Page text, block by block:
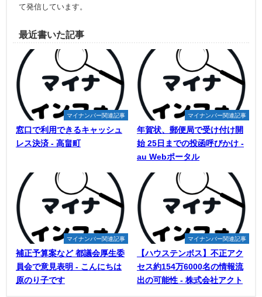
て発信しています。
最近書いた記事
マイナンバー関連記事
窓口で利用できるキャッシュ
レス決済 - 高畠町
マイナンバー関連記事
年賀状、郵便局で受け付け開
始 25日までの投函呼びかけ -
au Webポータル
マイナンバー関連記事
補正予算案など 都議会厚生委
員会で意見表明 - こんにちは
原のり子です
マイナンバー関連記事
【ハウステンボス】不正アク
セス約154万6000名の情報流
出の可能性 - 株式会社アクト